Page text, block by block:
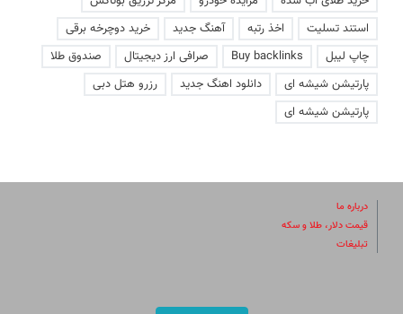
استند تسلیت
اخذ رتبه آهنگ جدید
خرید دوچرخه برقی
چاپ لیبل
Buy backlinks صرافی ارز دیجیتال
صندوق طلا
پارتیشن شیشه ای
دانلود اهنگ جدید
رزرو هتل دبی
پارتیشن شیشه ای
درباره ما
قیمت دلار، طلا و سکه
تبلیغات